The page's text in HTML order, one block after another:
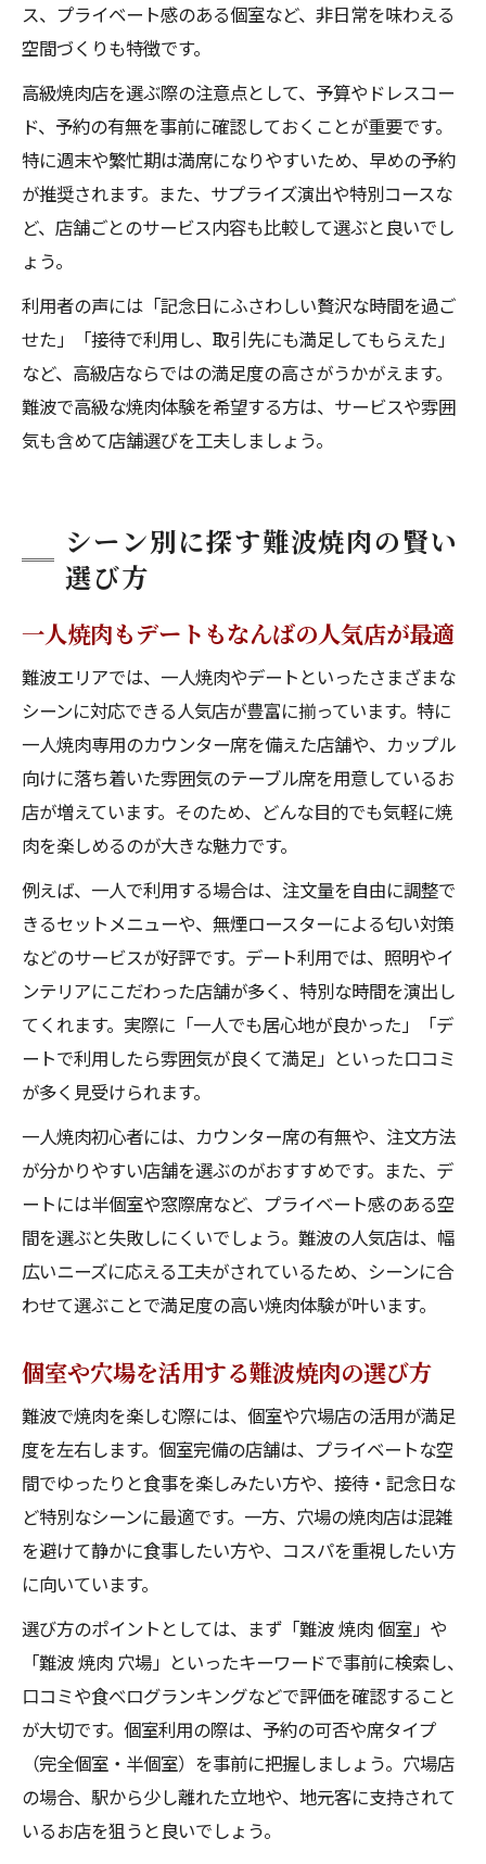
ス、プライベート感のある個室など、非日常を味わえる
空間づくりも特徴です。
高級焼肉店を選ぶ際の注意点として、予算やドレスコー
ド、予約の有無を事前に確認しておくことが重要です。
特に週末や繁忙期は満席になりやすいため、早めの予約
が推奨されます。また、サプライズ演出や特別コースな
ど、店舗ごとのサービス内容も比較して選ぶと良いでし
ょう。
利用者の声には「記念日にふさわしい贅沢な時間を過ご
せた」「接待で利用し、取引先にも満足してもらえた」
など、高級店ならではの満足度の高さがうかがえます。
難波で高級な焼肉体験を希望する方は、サービスや雰囲
気も含めて店舗選びを工夫しましょう。
シーン別に探す難波焼肉の賢い
選び方
一人焼肉もデートもなんばの人気店が最適
難波エリアでは、一人焼肉やデートといったさまざまな
シーンに対応できる人気店が豊富に揃っています。特に
一人焼肉専用のカウンター席を備えた店舗や、カップル
向けに落ち着いた雰囲気のテーブル席を用意しているお
店が増えています。そのため、どんな目的でも気軽に焼
肉を楽しめるのが大きな魅力です。
例えば、一人で利用する場合は、注文量を自由に調整で
きるセットメニューや、無煙ロースターによる匂い対策
などのサービスが好評です。デート利用では、照明やイ
ンテリアにこだわった店舗が多く、特別な時間を演出し
てくれます。実際に「一人でも居心地が良かった」「デ
ートで利用したら雰囲気が良くて満足」といった口コミ
が多く見受けられます。
一人焼肉初心者には、カウンター席の有無や、注文方法
が分かりやすい店舗を選ぶのがおすすめです。また、デ
ートには半個室や窓際席など、プライベート感のある空
間を選ぶと失敗しにくいでしょう。難波の人気店は、幅
広いニーズに応える工夫がされているため、シーンに合
わせて選ぶことで満足度の高い焼肉体験が叶います。
個室や穴場を活用する難波焼肉の選び方
難波で焼肉を楽しむ際には、個室や穴場店の活用が満足
度を左右します。個室完備の店舗は、プライベートな空
間でゆったりと食事を楽しみたい方や、接待・記念日な
ど特別なシーンに最適です。一方、穴場の焼肉店は混雑
を避けて静かに食事したい方や、コスパを重視したい方
に向いています。
選び方のポイントとしては、まず「難波 焼肉 個室」や
「難波 焼肉 穴場」といったキーワードで事前に検索し、
口コミや食べログランキングなどで評価を確認すること
が大切です。個室利用の際は、予約の可否や席タイプ
（完全個室・半個室）を事前に把握しましょう。穴場店
の場合、駅から少し離れた立地や、地元客に支持されて
いるお店を狙うと良いでしょう。